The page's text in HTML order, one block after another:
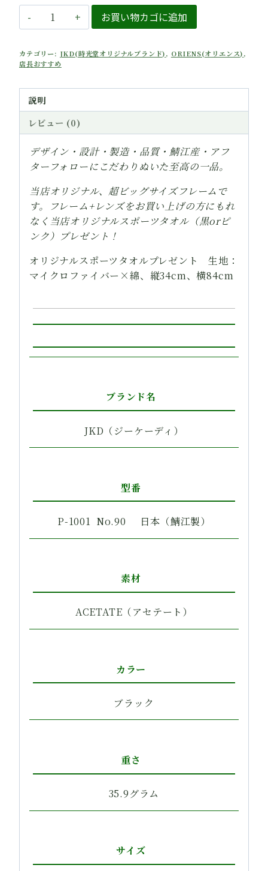
は
¥28,000
で
た。
格
は
¥22,400
す。
匠
の
品
JKD（ジ
ー
ケ
ー
デ
ィ）
ネ
フ
レ
ー
P-
1001
個
お買い物カゴに追加
カテゴリー: JKD(時光堂オリジナルブランド), ORIENS(オリエンス),
店長おすすめ
説明
レビュー (0)
デザイン・設計・製造・品質・鯖江産・アフ
ターフォローにこだわりぬいた至高の一品。
当店オリジナル、超ビッグサイズフレームで
す。フレーム+レンズをお買い上げの方にもれ
なく当店オリジナルスポーツタオル（黒orピ
ンク）プレゼント！
オリジナルスポーツタオルプレゼント 生地：
マイクロファイバー×綿、縦34cm、横84cm
ブランド名
JKD（ジーケーディ）
型番
P-1001 No.90 日本（鯖江製）
素材
ACETATE（アセテート）
カラー
ブラック
重さ
35.9グラム
サイズ